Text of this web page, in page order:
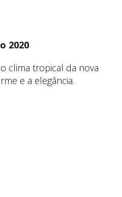
2020
clima tropical da nova
e a elegância.